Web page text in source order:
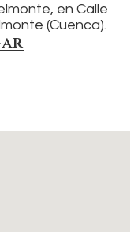
en Calle
(Cuenca).